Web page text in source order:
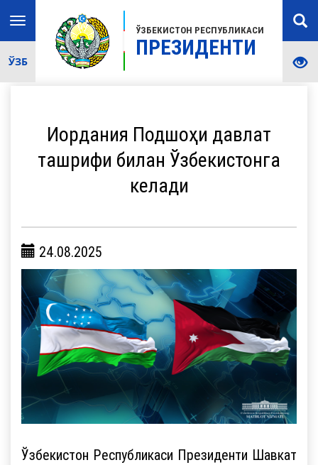
ЎЗБЕКИСТОН РЕСПУБЛИКАСИ
ПРЕЗИДЕНТИ
Toggle
navigation
ЎЗБ
Иордания Подшоҳи давлат
ташрифи билан Ўзбекистонга
келади
24.08.2025
Ўзбекистон Республикаси Президенти Шавкат